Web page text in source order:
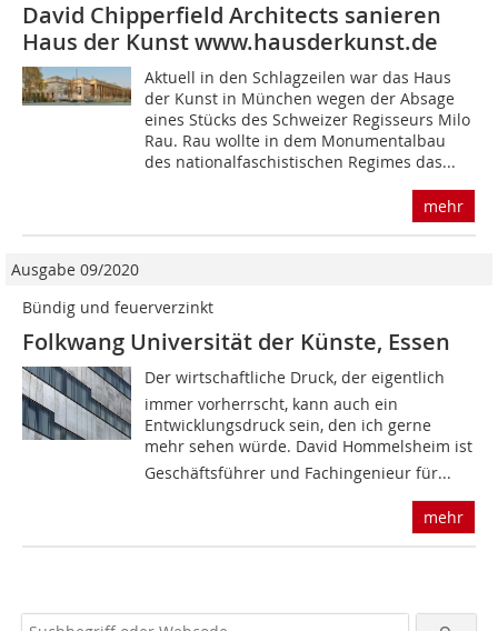
David Chipperfield Architects sanieren
Haus der Kunst www.hausderkunst.de
Aktuell in den Schlagzeilen war das Haus
der Kunst in München wegen der Absage
eines Stücks des Schweizer Regisseurs Milo
Rau. Rau wollte in dem Monumentalbau
des nationalfaschistischen Regimes das...
mehr
Ausgabe 09/2020
Bündig und feuerverzinkt
Folkwang Universität der Künste, Essen
Der wirtschaftliche Druck, der eigentlich
immer vorherrscht, kann auch ein
Entwicklungsdruck sein, den ich gerne
mehr sehen würde. David Hommelsheim ist
Geschäftsführer und Fachingenieur für...
mehr